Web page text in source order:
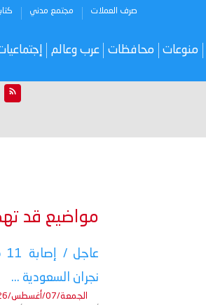
صرف العملات مجتمع مدني
منوعات محافظات عرب وعالم
مواضيع قد
نجران السعودية ...
الجمعة/07/أغسطس/2026 - 12:38 ص